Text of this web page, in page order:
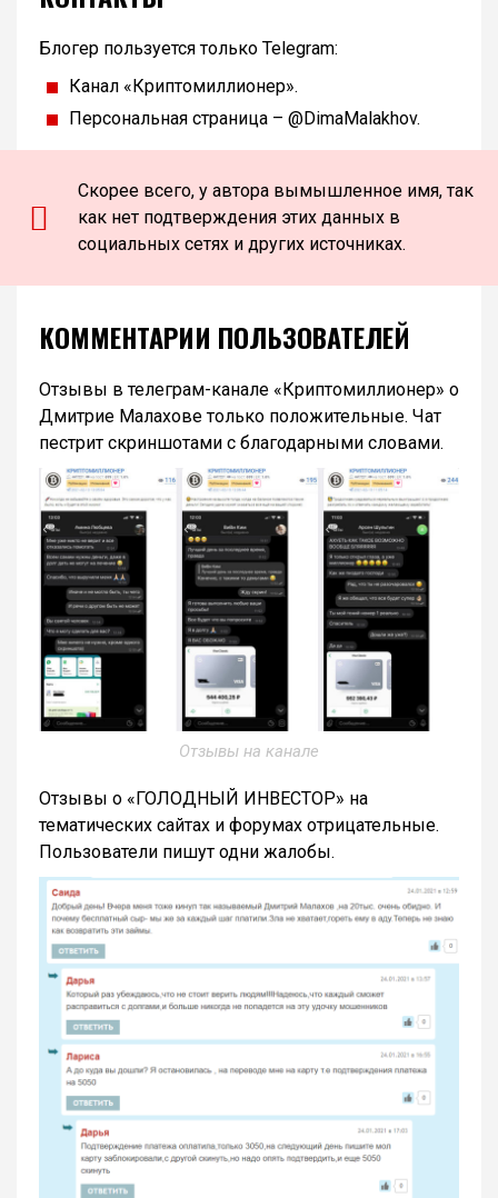
Блогер пользуется только Telegram:
Канал «Криптомиллионер».
Персональная страница – @DimaMalakhov.
Скорее всего, у автора вымышленное имя, так
как нет подтверждения этих данных в
социальных сетях и других источниках.
КОММЕНТАРИИ ПОЛЬЗОВАТЕЛЕЙ
Отзывы в телеграм-канале «Криптомиллионер» о
Дмитрие Малахове только положительные. Чат
пестрит скриншотами с благодарными словами.
Отзывы на канале
Отзывы о «ГОЛОДНЫЙ ИНВЕСТОР» на
тематических сайтах и форумах отрицательные.
Пользователи пишут одни жалобы.